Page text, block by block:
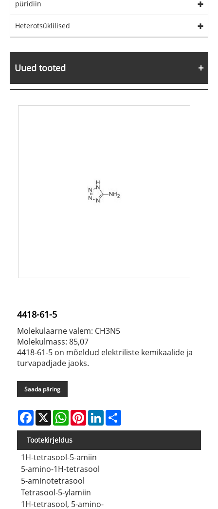
püridiin
Heterotsüklilised
Uued tooted
4418-61-5
Molekulaarne valem: CH3N5
Molekulmass: 85,07
4418-61-5 on mõeldud elektriliste kemikaalide ja
turvapadjade jaoks.
Saada päring
Facebook
X WhatsAppPinterestLinkedIn
Tootekirjeldus
1H-tetrasool-5-amiin
5-amino-1H-tetrasool
5-aminotetrasool
Tetrasool-5-ylamiin
1H-tetrasool, 5-amino-